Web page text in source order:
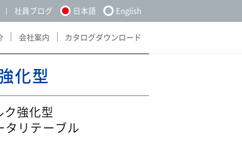
社員ブログ 日本語 English
会社案内
カタログダウンロード
化型
トルク強化型
タリテーブル